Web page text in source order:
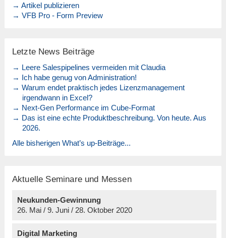
→ Artikel publizieren
→ VFB Pro - Form Preview
Letzte News Beiträge
→ Leere Salespipelines vermeiden mit Claudia
→ Ich habe genug von Administration!
→ Warum endet praktisch jedes Lizenzmanagement
irgendwann in Excel?
→ Next-Gen Performance im Cube-Format
→ Das ist eine echte Produktbeschreibung. Von heute. Aus
2026.
Alle bisherigen What’s up-Beiträge...
Aktuelle Seminare und Messen
Neukunden-Gewinnung
26. Mai / 9. Juni / 28. Oktober 2020
Digital Marketing